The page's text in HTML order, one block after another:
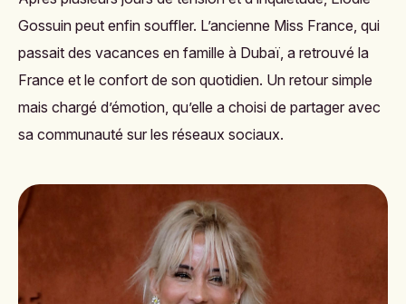
Gossuin peut enfin souffler. L’ancienne Miss France, qui
passait des vacances en famille à Dubaï, a retrouvé la
France et le confort de son quotidien. Un retour simple
mais chargé d’émotion, qu’elle a choisi de partager avec
sa communauté sur les réseaux sociaux.